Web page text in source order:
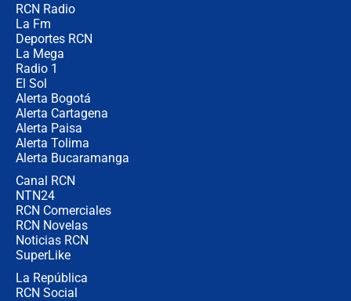
RCN Radio
La Fm
Deportes RCN
La Mega
Radio 1
El Sol
Alerta Bogotá
Alerta Cartagena
Alerta Paisa
Alerta Tolima
Alerta Bucaramanga
Canal RCN
NTN24
RCN Comerciales
RCN Novelas
Noticias RCN
SuperLike
La República
RCN Social